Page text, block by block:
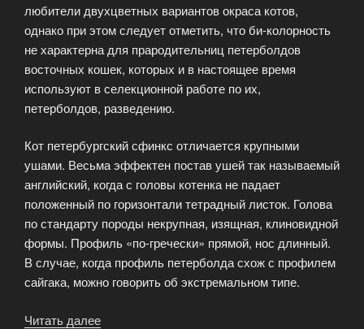
любители двухцветных вариантов окраса котов,
однако при этом следует отметить, что би-колорность
не характерна для прародительниц петерболдов
восточных кошек, которых и в настоящее время
используют в селекционной работе по их,
петерболдов, разведению.
Кот петербургский сфинкс отличается крупными
ушами. Весьма эффектен постав ушей так называемый
английский, когда с головы котенка не падает
положенный по горизонтали тетрадный листок. Голова
по стандарту породы некрупная, изящная, клиновидной
формы. Профиль «по-гречески» прямой, нос длинный.
В случае, когда профиль петерболда схож с профилем
сайгака, можно говорить об экстремальном типе.
Читать далее